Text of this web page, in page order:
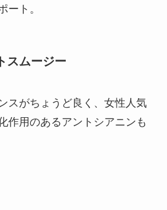
ート。
スムージー
スがちょうど良く、女性人気
作用のあるアントシアニンも